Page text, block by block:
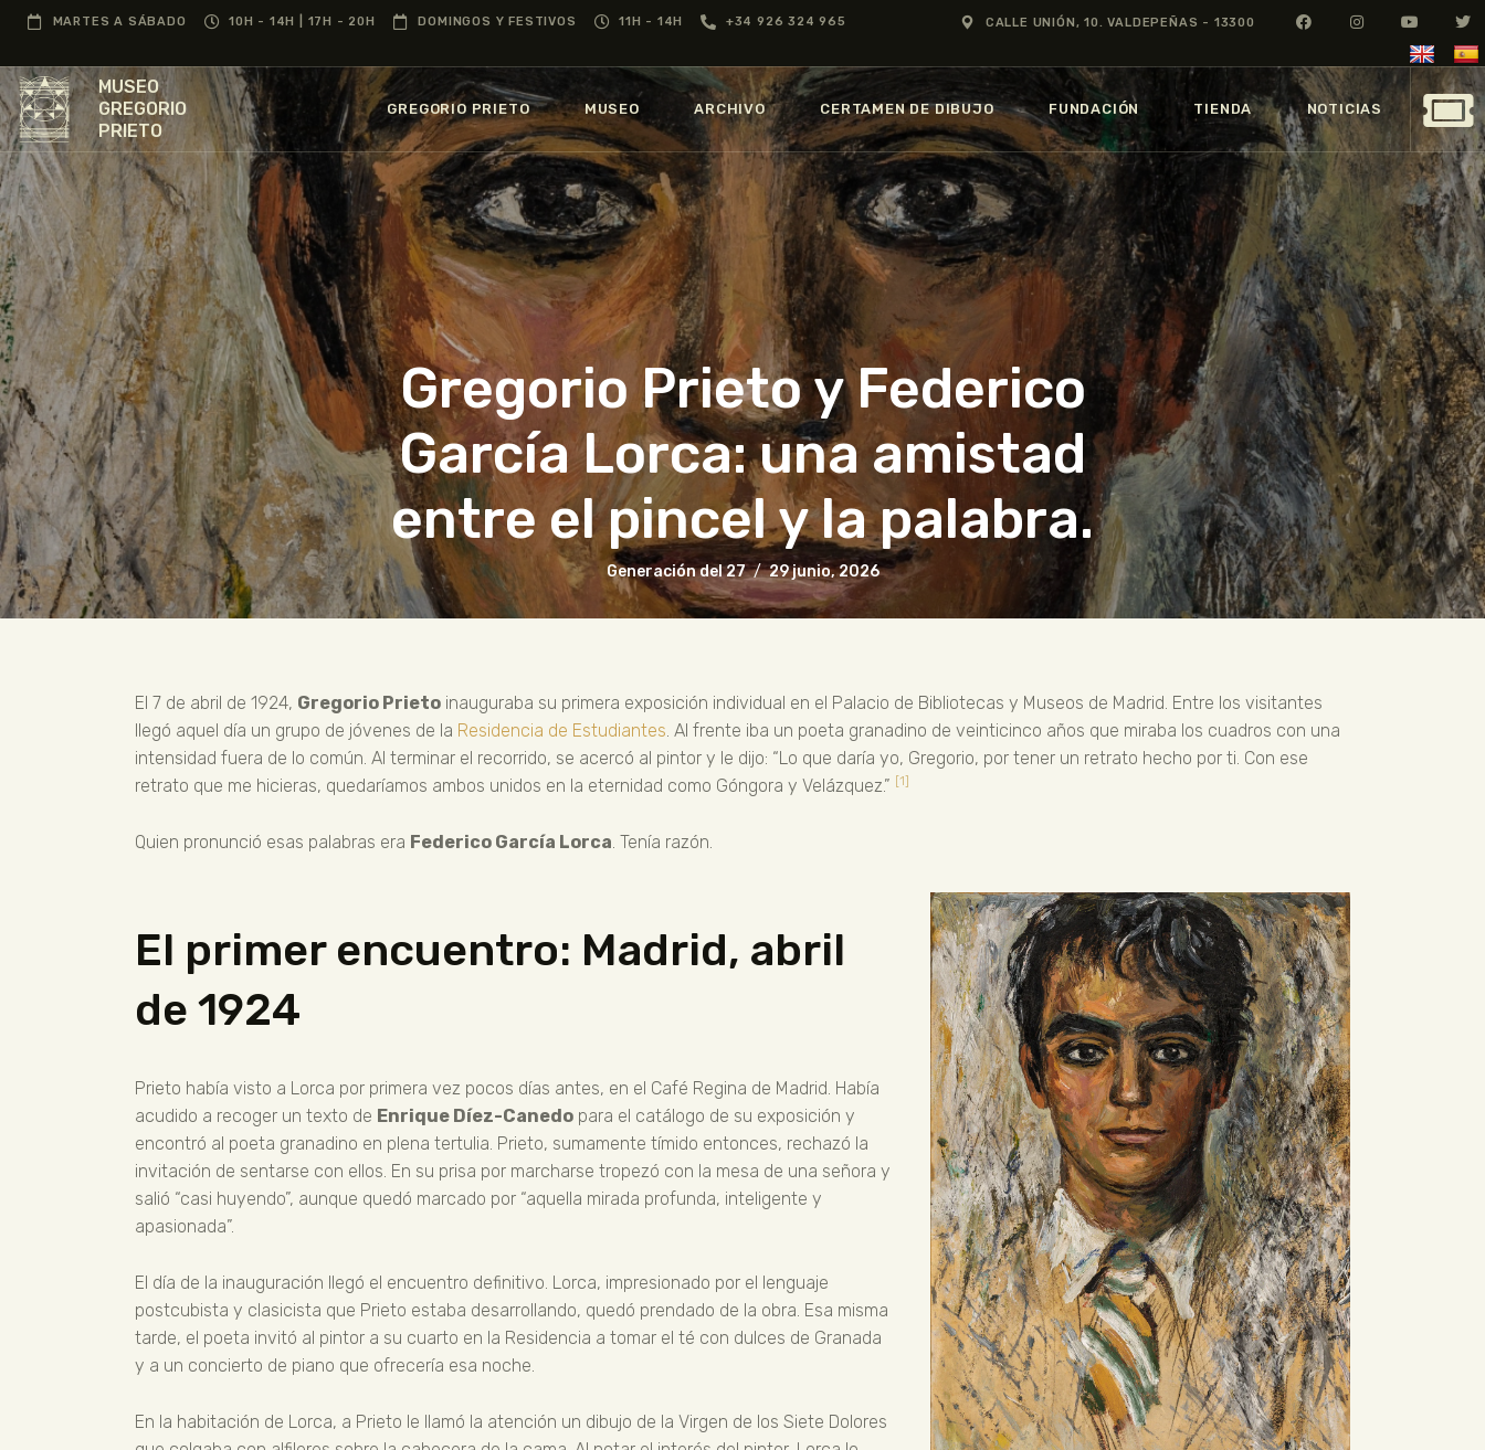
MARTES A SÁBADO 10H - 14H | 17H - 20H DOMINGOS Y FESTIVOS 11H - 14H +34 926 324 965 CALLE UNIÓN, 10. VALDEPEÑAS - 13300
MUSEO
GREGORIO
PRIETO
GREGORIO PRIETO MUSEO ARCHIVO CERTAMEN DE DIBUJO FUNDACIÓN TIENDA NOTICIAS
MUSEO
GREGORIO
PRIETO
GREGORIO PRIETO
MUSEO
ARCHIVO
CERTAMEN DE
DIBUJO
FUNDACIÓN
TIENDA
NOTICIAS
Gregorio Prieto y Federico
García Lorca: una amistad
entre el pincel y la palabra.
Generación del 27 29 junio, 2026
El 7 de abril de 1924, Gregorio Prieto inauguraba su primera exposición individual en el Palacio de Bibliotecas y Museos de Madrid. Entre los visitantes
llegó aquel día un grupo de jóvenes de la Residencia de Estudiantes. Al frente iba un poeta granadino de veinticinco años que miraba los cuadros con una
intensidad fuera de lo común. Al terminar el recorrido, se acercó al pintor y le dijo: “Lo que daría yo, Gregorio, por tener un retrato hecho por ti. Con ese
retrato que me hicieras, quedaríamos ambos unidos en la eternidad como Góngora y Velázquez.” [1]
Quien pronunció esas palabras era Federico García Lorca . Tenía razón.
El primer encuentro: Madrid, abril
de 1924
Prieto había visto a Lorca por primera vez pocos días antes, en el Café Regina de Madrid. Había
acudido a recoger un texto de Enrique Díez-Canedo para el catálogo de su exposición y
encontró al poeta granadino en plena tertulia. Prieto, sumamente tímido entonces, rechazó la
invitación de sentarse con ellos. En su prisa por marcharse tropezó con la mesa de una señora y
salió “casi huyendo”, aunque quedó marcado por “aquella mirada profunda, inteligente y
apasionada”.
El día de la inauguración llegó el encuentro definitivo. Lorca, impresionado por el lenguaje
postcubista y clasicista que Prieto estaba desarrollando, quedó prendado de la obra. Esa misma
tarde, el poeta invitó al pintor a su cuarto en la Residencia a tomar el té con dulces de Granada
y a un concierto de piano que ofrecería esa noche.
En la habitación de Lorca, a Prieto le llamó la atención un dibujo de la Virgen de los Siete Dolores